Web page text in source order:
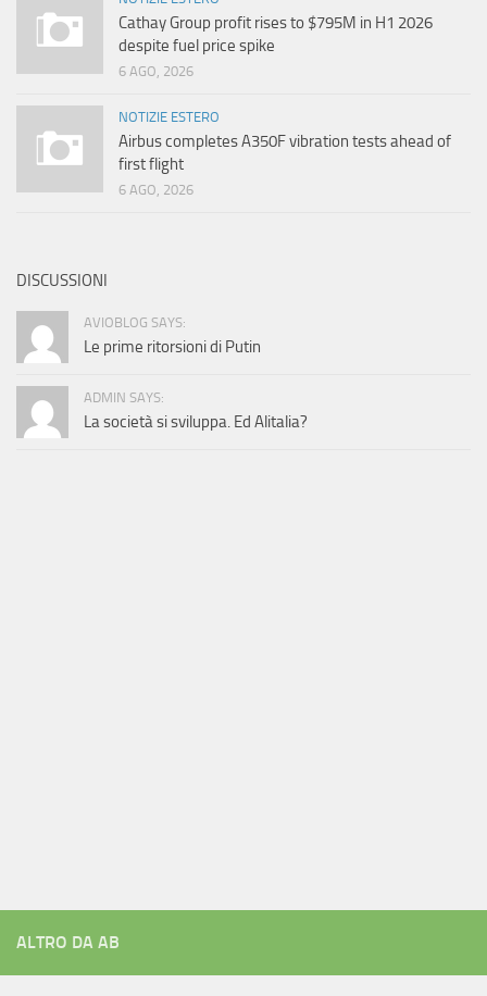
Cathay Group profit rises to $795M in H1 2026
despite fuel price spike
6 AGO, 2026
NOTIZIE ESTERO
Airbus completes A350F vibration tests ahead of
first flight
6 AGO, 2026
DISCUSSIONI
AVIOBLOG SAYS:
Le prime ritorsioni di Putin
ADMIN SAYS:
La società si sviluppa. Ed Alitalia?
ALTRO DA AB